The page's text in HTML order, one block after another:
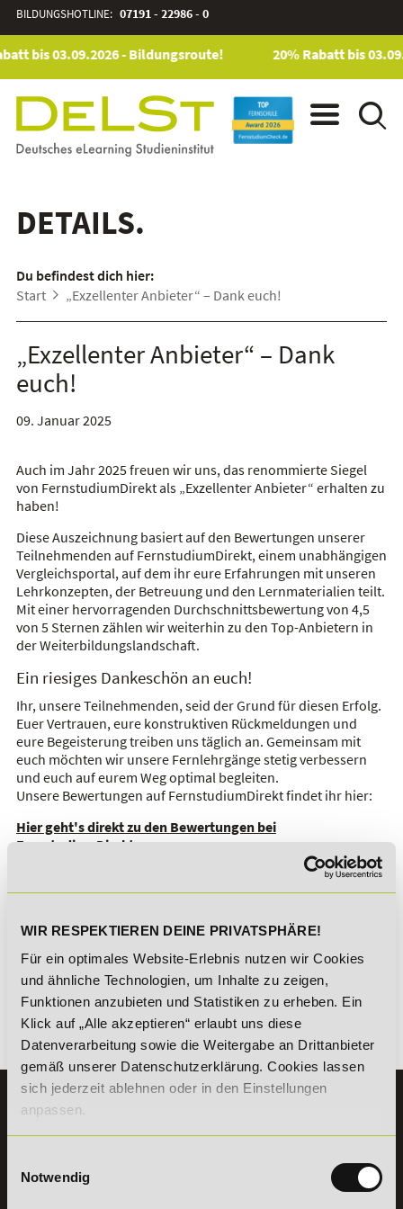
WIR RESPEKTIEREN DEINE PRIVATSPHÄRE!
Für ein optimales Website-Erlebnis nutzen wir Cookies
und ähnliche Technologien, um Inhalte zu zeigen,
Funktionen anzubieten und Statistiken zu erheben. Ein
Klick auf „Alle akzeptieren“ erlaubt uns diese
Datenverarbeitung sowie die Weitergabe an Drittanbieter
gemäß unserer Datenschutzerklärung. Cookies lassen
sich jederzeit ablehnen oder in den Einstellungen
anpassen.
Notwendig
BILDUNGSHOTLINE: 07191 - 22986 - 0
bis 03.09.2026 - Bildungsroute! 20% Rabatt bis
DETAILS.
Du befindest dich hier:
Start
„Exzellenter Anbieter“ – Dank euch!
„Exzellenter Anbieter“ – Dank
euch!
09. Januar 2025
Auch im Jahr 2025 freuen wir uns, das renommierte Siegel
von FernstudiumDirekt als „Exzellenter Anbieter“ erhalten zu
haben!
Diese Auszeichnung basiert auf den Bewertungen unserer
Teilnehmenden auf FernstudiumDirekt, einem unabhängigen
Vergleichsportal, auf dem ihr eure Erfahrungen mit unseren
Lehrkonzepten, der Betreuung und den Lernmaterialien teilt.
Mit einer hervorragenden Durchschnittsbewertung von 4,5
von 5 Sternen zählen wir weiterhin zu den Top-Anbietern in
der Weiterbildungslandschaft.
Ein riesiges Dankeschön an euch!
Ihr, unsere Teilnehmenden, seid der Grund für diesen Erfolg.
Euer Vertrauen, eure konstruktiven Rückmeldungen und
eure Begeisterung treiben uns täglich an. Gemeinsam mit
euch möchten wir unsere Fernlehrgänge stetig verbessern
und euch auf eurem Weg optimal begleiten.
Unsere Bewertungen auf FernstudiumDirekt findet ihr hier:
Hier geht's direkt zu den Bewertungen bei
FernstudiumDirekt
Zurück
KONTAKT